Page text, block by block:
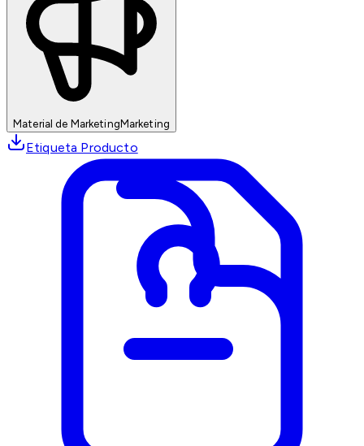
Material de MarketingMarketing
Etiqueta Producto